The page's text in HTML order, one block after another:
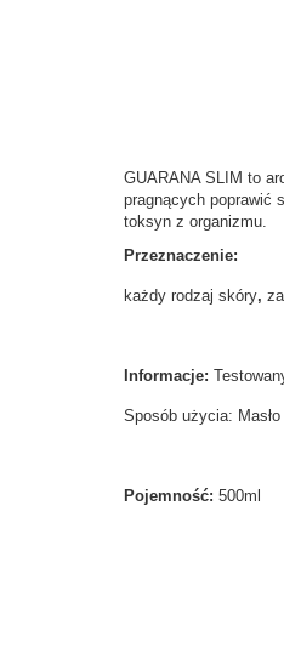
GUARANA SLIM to
pragnących poprawić
toksyn z organizmu.
Przeznaczenie:
każdy rodzaj skóry,
Informacje:
Sposób użycia:
Pojemność: 500ml